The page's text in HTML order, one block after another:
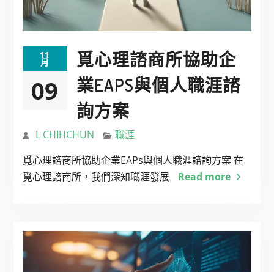
11
月
09
覓心理諮商所協助企
業EAPS與個人職涯諮
詢方案
L CHIHCHUN
職涯
覓心理諮商所協助企業EAPs與個人職涯諮詢方案 在
覓心理諮商所，我們深知職涯發展
Read more